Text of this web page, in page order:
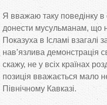
Я вважаю таку поведінку
донести мусульманам, що
Показуха в Ісламі взагалі
нав’язлива демонстрація
скажу, не у всіх країнах
позиція вважається мало
Північному Кавказі.